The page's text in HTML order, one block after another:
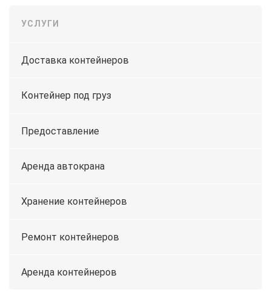
УСЛУГИ
Доставка контейнеров
Контейнер под груз
Предоставление
Аренда автокрана
Хранение контейнеров
Ремонт контейнеров
Аренда контейнеров